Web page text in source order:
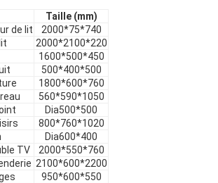
appartements
commerciaux
à manger
Taille (mm)
de lit
2000*75*740
2000*2100*220
1600*500*450
500*400*500
1800*600*760
560*590*1050
Dia500*500
800*760*1020
Dia600*400
TV
2000*550*760
2100*600*2200
950*600*550